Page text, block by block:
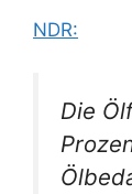
NDR:
Die